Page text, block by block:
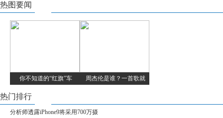
热图要闻
你不知道的“红旗”车 周杰伦是谁？一首歌就
热门排行
分析师透露iPhone9将采用700万摄